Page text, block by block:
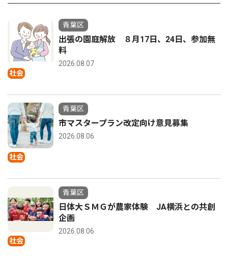
社会
青葉区
出張の園庭解放 ８月17日、24日、参加無
料
2026.08.07
社会
青葉区
市マスタープラン改定向け意見募集
2026.08.06
社会
青葉区
日体大ＳＭＧが農家体験 JA横浜との共創
企画
2026.08.06